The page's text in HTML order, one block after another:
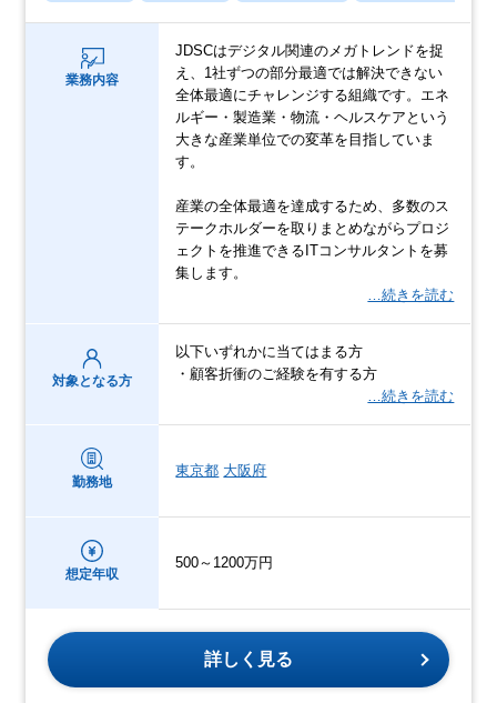
業務内容
JDSCはデジタル関連のメガトレンドを捉
え、1社ずつの部分最適では解決できない
全体最適にチャレンジする組織です。エネ
ルギー・製造業・物流・ヘルスケアという
大きな産業単位での変革を目指していま
す。
産業の全体最適を達成するため、多数のス
テークホルダーを取りまとめながらプロジ
ェクトを推進できるITコンサルタントを募
集します。
…続きを読む
対象となる方
以下いずれかに当てはまる方
・顧客折衝のご経験を有する方
…続きを読む
勤務地
東京都 大阪府
想定年収
500～1200万円
詳しく見る